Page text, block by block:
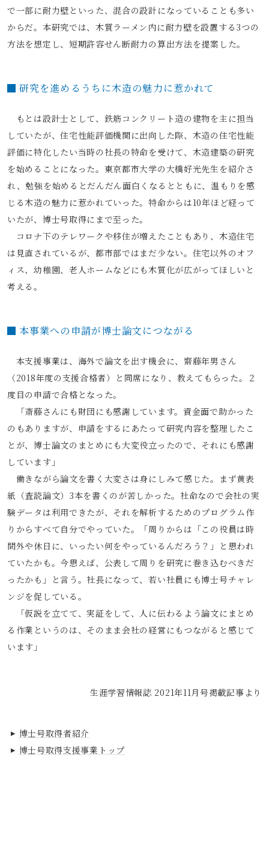
で一部に耐力壁といった、混合の設計になっていることも多い
からだ。本研究では、木質ラーメン内に耐力壁を設置する3つの
方法を想定し、短期許容せん断耐力の算出方法を提案した。
研究を進めるうちに木造の魅力に惹かれて
もとは設計士として、鉄筋コンクリート造の建物を主に担当
していたが、住宅性能評価機関に出向した際、木造の住宅性能
評価に特化したい当時の社長の特命を受けて、木造建築の研究
を始めることになった。東京都市大学の大橋好光先生を紹介さ
れ、勉強を始めるとだんだん面白くなるとともに、温もりを感
じる木造の魅力に惹かれていった。特命からは10年ほど経って
いたが、博士号取得にまで至った。
コロナ下のテレワークや移住が増えたこともあり、木造住宅
は見直されているが、都市部ではまだ少ない。住宅以外のオフ
ィス、幼稚園、老人ホームなどにも木質化が広がってほしいと
考える。
本事業への申請が博士論文につながる
本支援事業は、海外で論文を出す機会に、齋藤年男さん
（2018年度の支援合格者）と同席になり、教えてもらった。２
度目の申請で合格となった。
「斎藤さんにも財団にも感謝しています。資金面で助かった
のもありますが、申請をするにあたって研究内容を整理したこ
とが、博士論文のまとめにも大変役立ったので、それにも感謝
しています」
働きながら論文を書く大変さは身にしみて感じた。まず黄表
紙（査読論文）3本を書くのが苦しかった。社命なので会社の実
験データは利用できたが、それを解析するためのプログラム作
りからすべて自分でやっていた。「周りからは「この役員は時
間外や休日に、いったい何をやっているんだろう？」と思われ
ていたかも。今思えば、公表して周りを研究に巻き込むべきだ
ったかも」と言う。社長になって、若い社員にも博士号チャレ
ンジを促している。
「仮説を立てて、実証をして、人に伝わるよう論文にまとめ
る作業というのは、そのまま会社の経営にもつながると感じて
います」
生涯学習情報誌 2021年11月号掲載記事より
博士号取得者紹介
博士号取得支援事業トップ